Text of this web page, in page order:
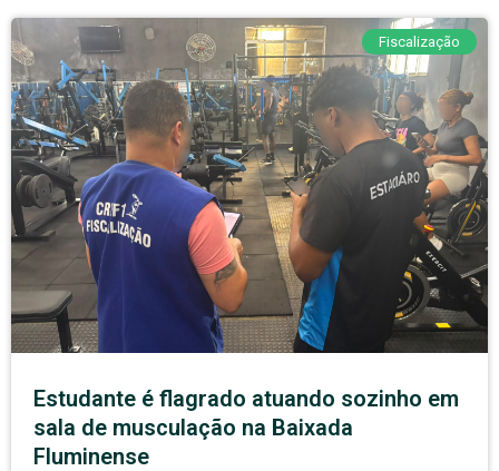
Fiscalização
Estudante é flagrado atuando sozinho em
sala de musculação na Baixada
Fluminense